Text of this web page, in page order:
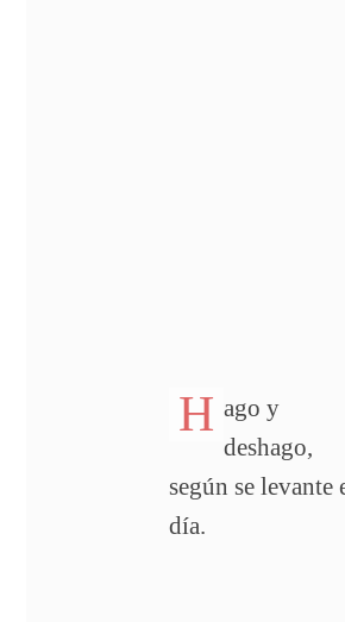
H ago y
deshago,
según se levante
día.